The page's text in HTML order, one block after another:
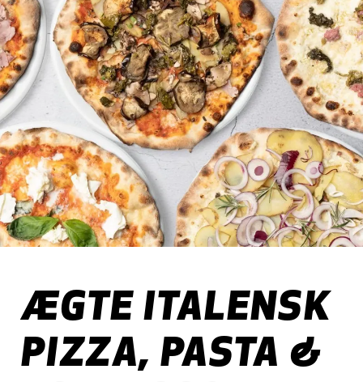
ÆGTE ITALENSK
PIZZA, PASTA &